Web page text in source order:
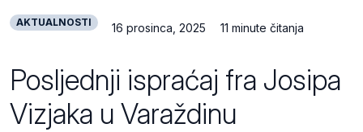
AKTUALNOSTI 16 prosinca, 2025 11 minute čitanja
Posljednji ispraćaj fra Josipa
Vizjaka u Varaždinu